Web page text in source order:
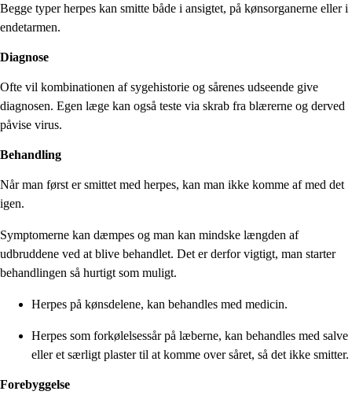
Begge typer herpes kan smitte både i ansigtet, på kønsorganerne eller i
endetarmen.
Diagnose
Ofte vil kombinationen af sygehistorie og sårenes udseende give
diagnosen. Egen læge kan også teste via skrab fra blærerne og derved
påvise virus.
Behandling
Når man først er smittet med herpes, kan man ikke komme af med det
igen.
Symptomerne kan dæmpes og man kan mindske længden af
udbruddene ved at blive behandlet. Det er derfor vigtigt, man starter
behandlingen så hurtigt som muligt.
Herpes på kønsdelene, kan behandles med medicin.
Herpes som forkølelsessår på læberne, kan behandles med salve
eller et særligt plaster til at komme over såret, så det ikke smitter.
Forebyggelse